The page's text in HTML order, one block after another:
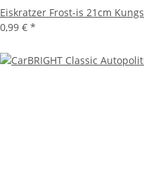
Eiskratzer Frost-is 21cm Kungs
0,99 € *